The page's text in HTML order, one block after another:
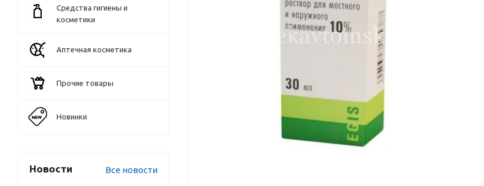
Средства гигиены и
косметики
Аптечная косметика
Прочие товары
Новинки
Новости Все новости